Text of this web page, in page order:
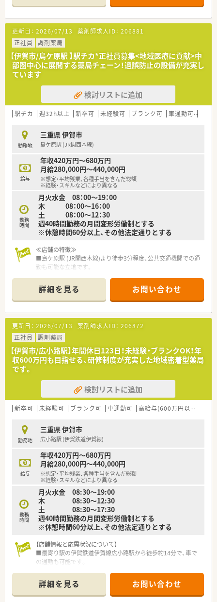
ステムも完備しているため、調剤エラーの心配がなく、安心して
就業することができます。
≪こんな会社です≫
◎グループ全体で100近い店舗を出店、東海圏を中心に店舗展開
している会社です。
◎出店エリアは、北海道・関東・中部・近畿・中国地方になります。
◎調剤薬局の他、介護付有料老人ホームといった介護施設を運営
するヘルスケア事業、ジェネリック医薬品の卸売販売を行う医薬
品卸事業を行い、医療・介護分野をサポートする企業として市場
ニーズに多角的に応える事業を展開している会社です。
◎患者さまの安全・安心を第一に考え、独自の安全対策を整えら
れており、最新の調剤機器や鑑査システムを導入しております。
を出店しています。
◎年間休日120日以上と、プライベートとメリハリをつけながら
お仕事することができます。
◎20-30代の若手薬剤師が多く活躍されています！
≪福利厚生の充実≫
◎研修認定薬剤師の取得支援や社内の薬剤師教育セミナーを積
講できるなどの環境があります。
◎育児短時間勤務制度を設けており、お子様が小学校1年生修了
まで利用することができます。
≪こんな方にオススメ≫
◎同じ店舗で長期的に働きたい方！
更新日： 2026/07/13 薬剤師求人ID： 206881
正社員
調剤薬局
【伊賀市/島ケ原駅 】駅チカ*正社員募集<地域医療に貢献>中
部圏中心に展開する薬局チェーン！過誤防止の設備が充実し
ています
検討リストに追加
駅チカ 週32h以上 新卒可 未経験可 ブランク可 車通勤可
勤務地
三重県 伊賀市
島ケ原駅 (JR関西本線)
給与
年収420万円～680万円
月給280,000円～440,000円
※想定・平均残業、各種手当を含んだ総額
※経験・スキルなどにより異なる
勤務
時間
月火水金 08：00～19：00
木 08：00～16：00
土 08：00～12：30
週40時間勤務の月間変形労働制とする
※休憩時間60分以上、その他法定通りとする
≪店舗の特徴≫
■島ケ原駅 (JR関西本線)より徒歩3分程度、公共交通機関での通
勤も可能な立地です。
■薬剤師複数名体制で、調剤過誤防止の為のＷチェックを徹底し
ています！
■機材も充実しており、一包化鑑査機・全自動分包機・自動監査シ
ステムも完備しているため、調剤エラーの心配がなく、安心して
就業することができます。
＼＼こんな会社です／／
■グループ全体で100近い店舗を出店、東海圏を中心に店舗展開
している会社です。
■出店エリアは、北海道・関東・中部・近畿・中国地方になります。
するヘルスケア事業、
ジェネリック医薬品の卸売販売を行う医薬品卸事業など多角
的な経営を行っております。
■患者さまの安全・安心を第一に考え、独自の安全対策を整えら
■総合病院やクリニック門前など、様々な医療機関の近隣に薬局
を出店しています。
■年間休日120日以上と、プライベートとメリハリをつけながら
お仕事することができます。
■20-30代の若手薬剤師が多く活躍されています。今後を担って
いただける薬剤師さんを募集！
■ライフスタイルに合わせて、転居を伴うナショナル社員と地域
≪福利厚生の充実≫
◎研修認定薬剤師の取得支援や社内の薬剤師教育セミナーを積
極的に推進おり、単位取得に便利なe-ラーニングを特別価格で受
講できるなどの環境があります。
まで利用することができます。
≪こんな方にオススメ≫
◎複数科目を扱い、薬剤師としてスキルアップしたい方！
◎同じエリアで長期的に働きたい方！
詳細を見る お問い合わせ
更新日： 2026/07/13 薬剤師求人ID： 206872
正社員
調剤薬局
【伊賀市/広小路駅】年間休日123日！未経験・ブランクOK！年
収600万円も目指せる、研修制度が充実した地域密着型薬局
です。
検討リストに追加
新卒可 未経験可 ブランク可 車通勤可 高給与(600万円以上)
勤務地
三重県 伊賀市
広小路駅 (伊賀鉄道伊賀線)
給与
年収420万円～680万円
月給280,000円～440,000円
※想定・平均残業、各種手当を含んだ総額
※経験・スキルなどにより異なる
勤務
時間
月火水金 08:30～19:00
木 08:30～12:30
土 08:30～17:30
週40時間勤務の月間変形労働制とする
※休憩時間60分以上、その他法定通りとする
【店舗情報と応需状況について】
■最寄り駅の伊賀鉄道伊賀線広小路駅から徒歩約14分で、車で
の通勤も可能です。
数は40枚から80枚です。
■常時2名から3名の薬剤師と2名の事務員が在籍し、協力して業
務に取り組んでいます。
詳細を見る お問い合わせ